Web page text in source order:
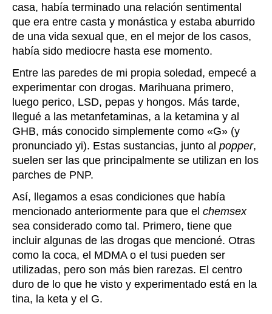
casa, había terminado una relación sentimental
que era entre casta y monástica y estaba aburrido
de una vida sexual que, en el mejor de los casos,
había sido mediocre hasta ese momento.
Entre las paredes de mi propia soledad, empecé a
experimentar con drogas. Marihuana primero,
luego perico, LSD, pepas y hongos. Más tarde,
llegué a las metanfetaminas, a la ketamina y al
GHB, más conocido simplemente como «G» (y
pronunciado yi). Estas sustancias, junto al popper,
suelen ser las que principalmente se utilizan en los
parches de PNP.
Así, llegamos a esas condiciones que había
mencionado anteriormente para que el chemsex
sea considerado como tal. Primero, tiene que
incluir algunas de las drogas que mencioné. Otras
como la coca, el MDMA o el tusi pueden ser
utilizadas, pero son más bien rarezas. El centro
duro de lo que he visto y experimentado está en la
tina, la keta y el G.